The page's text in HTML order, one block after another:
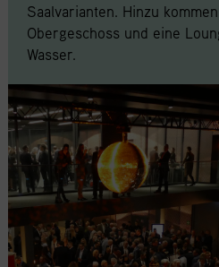
Saalvarianten. Hinzu
Obergeschoss und eine
Wasser.